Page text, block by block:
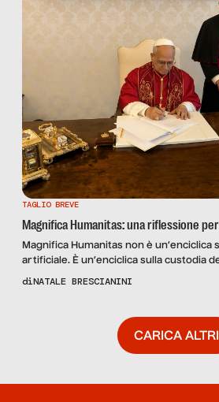
TAGLIO BREVE
Magnifica Humanitas: una riflessione
Magnifica Humanitas non è un’enciclica
artificiale. È un’enciclica sulla custodia
tempo dell’intelligenza artificiale.
diNATALE BRESCIANINI
CARICA ALTRI